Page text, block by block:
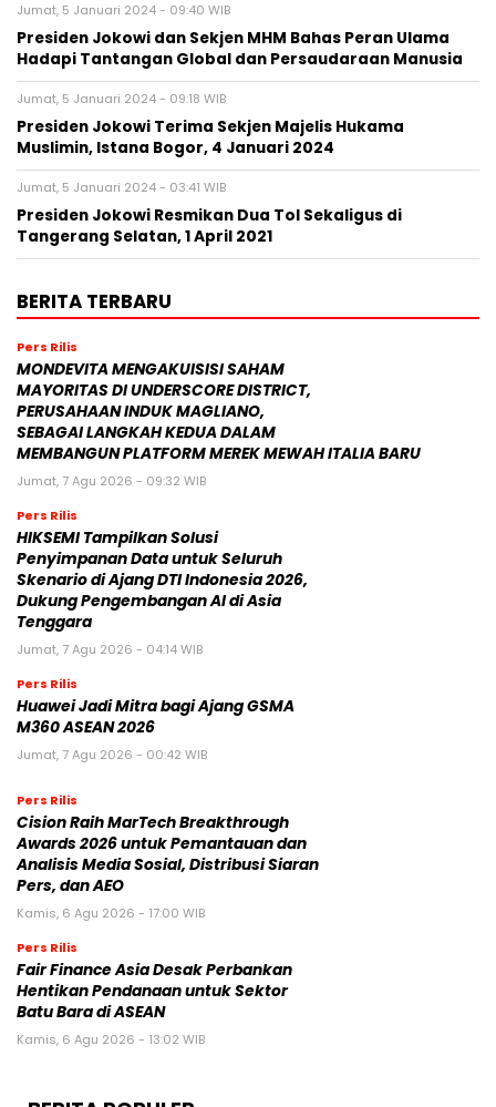
Jumat, 5 Januari 2024 - 09:40 WIB
Presiden Jokowi dan Sekjen MHM Bahas Peran Ulama
Hadapi Tantangan Global dan Persaudaraan Manusia
Jumat, 5 Januari 2024 - 09:18 WIB
Presiden Jokowi Terima Sekjen Majelis Hukama
Muslimin, Istana Bogor, 4 Januari 2024
Jumat, 5 Januari 2024 - 03:41 WIB
Presiden Jokowi Resmikan Dua Tol Sekaligus di
Tangerang Selatan, 1 April 2021
BERITA TERBARU
Pers Rilis
MONDEVITA MENGAKUISISI SAHAM
MAYORITAS DI UNDERSCORE DISTRICT,
PERUSAHAAN INDUK MAGLIANO,
SEBAGAI LANGKAH KEDUA DALAM
MEMBANGUN PLATFORM MEREK MEWAH ITALIA BARU
Jumat, 7 Agu 2026 - 09:32 WIB
Pers Rilis
HIKSEMI Tampilkan Solusi
Penyimpanan Data untuk Seluruh
Skenario di Ajang DTI Indonesia 2026,
Dukung Pengembangan AI di Asia
Tenggara
Jumat, 7 Agu 2026 - 04:14 WIB
Pers Rilis
Huawei Jadi Mitra bagi Ajang GSMA
M360 ASEAN 2026
Jumat, 7 Agu 2026 - 00:42 WIB
Pers Rilis
Cision Raih MarTech Breakthrough
Awards 2026 untuk Pemantauan dan
Analisis Media Sosial, Distribusi Siaran
Pers, dan AEO
Kamis, 6 Agu 2026 - 17:00 WIB
Pers Rilis
Fair Finance Asia Desak Perbankan
Hentikan Pendanaan untuk Sektor
Batu Bara di ASEAN
Kamis, 6 Agu 2026 - 13:02 WIB